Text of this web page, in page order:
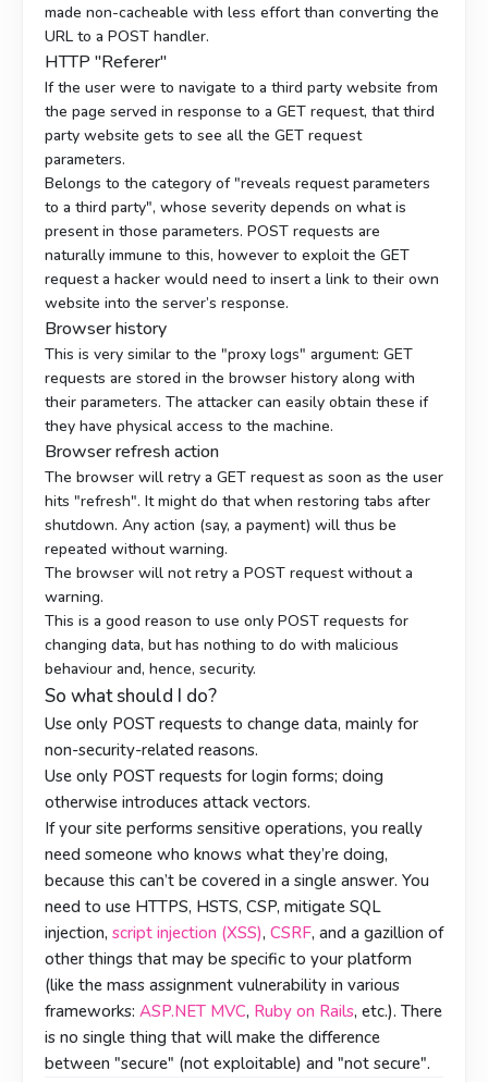
made non-cacheable with less effort than converting the
URL to a POST handler.
HTTP "Referer"
If the user were to navigate to a third party website from
the page served in response to a GET request, that third
party website gets to see all the GET request
parameters.
Belongs to the category of "reveals request parameters
to a third party", whose severity depends on what is
present in those parameters. POST requests are
naturally immune to this, however to exploit the GET
request a hacker would need to insert a link to their own
website into the server’s response.
Browser history
This is very similar to the "proxy logs" argument: GET
requests are stored in the browser history along with
their parameters. The attacker can easily obtain these if
they have physical access to the machine.
Browser refresh action
The browser will retry a GET request as soon as the user
hits "refresh". It might do that when restoring tabs after
shutdown. Any action (say, a payment) will thus be
repeated without warning.
The browser will not retry a POST request without a
warning.
This is a good reason to use only POST requests for
changing data, but has nothing to do with malicious
behaviour and, hence, security.
So what should I do?
Use only POST requests to change data, mainly for
non-security-related reasons.
Use only POST requests for login forms; doing
otherwise introduces attack vectors.
If your site performs sensitive operations, you really
need someone who knows what they’re doing,
because this can’t be covered in a single answer. You
need to use HTTPS, HSTS, CSP, mitigate SQL
injection, script injection (XSS), CSRF, and a gazillion of
other things that may be specific to your platform
(like the mass assignment vulnerability in various
frameworks: ASP.NET MVC, Ruby on Rails, etc.). There
is no single thing that will make the difference
between "secure" (not exploitable) and "not secure".